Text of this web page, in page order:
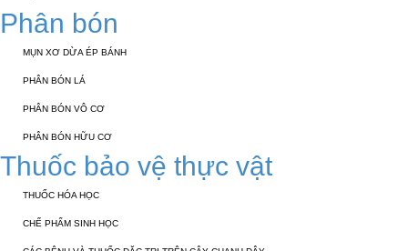
Phân bón
MỤN XƠ DỪA ÉP BÁNH
PHÂN BÓN LÁ
PHÂN BÓN VÔ CƠ
PHÂN BÓN HỮU CƠ
Thuốc bảo vệ thực vật
THUỐC HÓA HỌC
CHẾ PHẨM SINH HỌC